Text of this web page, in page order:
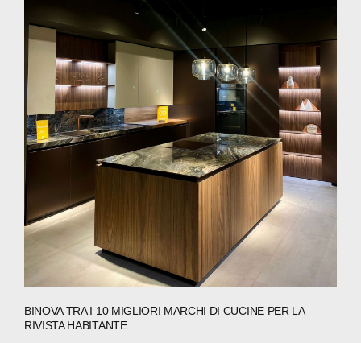
ABOUT
BINOVA TRA I 10 MIGLIORI MARCHI DI CUCINE PER LA
RIVISTA HABITANTE